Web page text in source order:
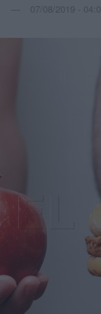
07/08/2019 -